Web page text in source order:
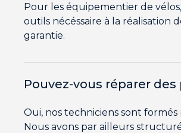
Pour les équipementier de
outils nécéssaire à la réalisation
garantie.
Pouvez-vous réparer
Oui, nos techniciens sont
Nous avons par ailleurs